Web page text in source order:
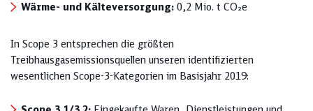
Wärme- und Kälteversorgung: 0,2 Mio. t CO₂e
In Scope 3 entsprechen die größten
Treibhausgasemissionsquellen unseren identifizierten
wesentlichen Scope-3-Kategorien im Basisjahr 2019: